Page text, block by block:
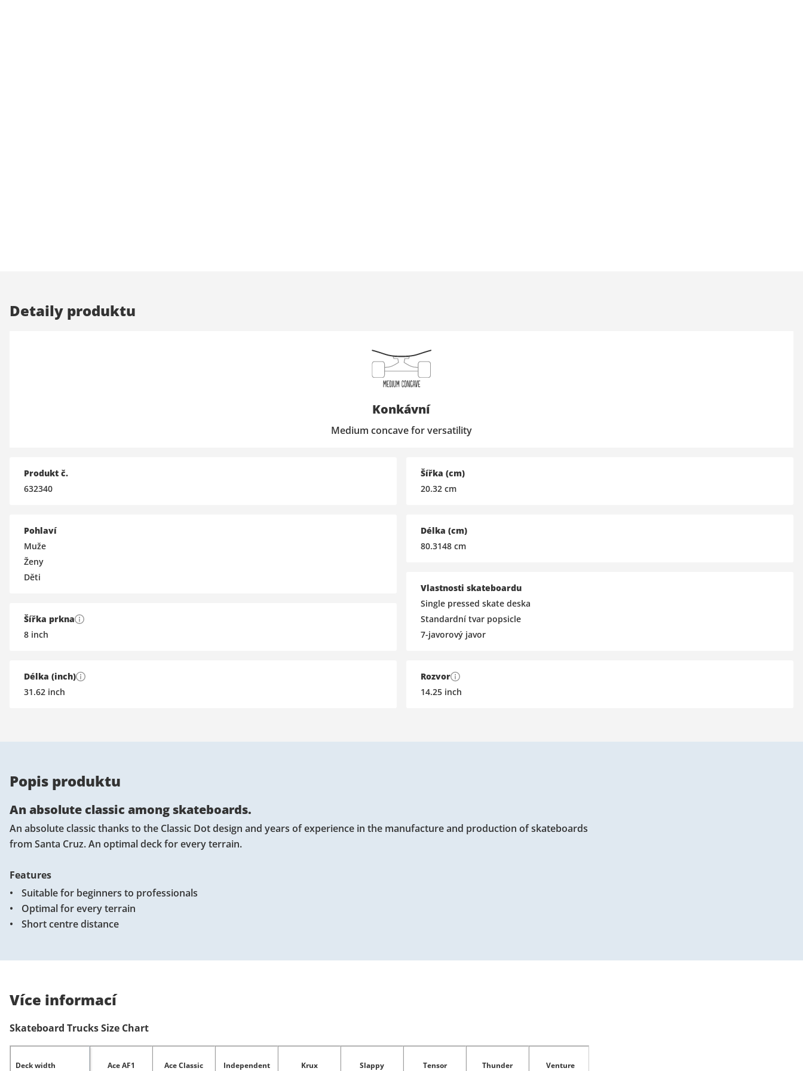
Detaily produktu
Konkávní
Medium concave for versatility
Produkt č.
632340
Pohlaví
Muže
Ženy
Děti
Šířka prkna
8 inch
Délka (inch)
31.62 inch
Šířka (cm)
20.32 cm
Délka (cm)
80.3148 cm
Vlastnosti skateboardu
Single pressed skate deska
Standardní tvar popsicle
7-javorový javor
Rozvor
14.25 inch
Popis produktu
An absolute classic among skateboards.
An absolute classic thanks to the Classic Dot design and years of experience in the manufacture and production of skateboards
from Santa Cruz. An optimal deck for every terrain.
Features
Suitable for beginners to professionals
Optimal for every terrain
Short centre distance
Více informací
Skateboard Trucks Size Chart
Deck width Ace AF1 Ace Classic Independent Krux Slappy Tensor Thunder Venture